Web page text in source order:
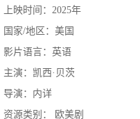
上映时间：2025年
国家/地区：美国
影片语言：英语
主演：凯西·贝茨
导演：内详
资源类别： 欧美剧